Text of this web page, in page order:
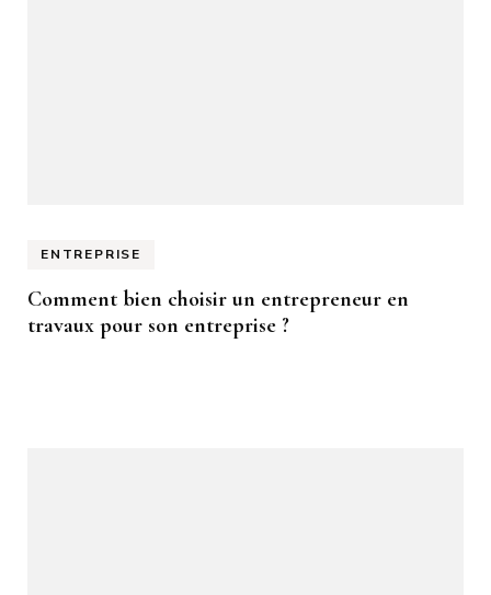
ENTREPRISE
Comment bien choisir un entrepreneur en
travaux pour son entreprise ?